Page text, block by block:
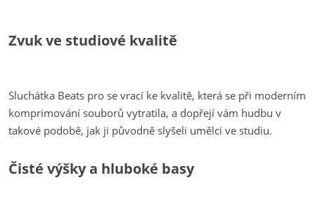
Zvuk ve studiové kvalitě
Sluchátka Beats pro se vrací ke kvalitě, která se při moderním
komprimování souborů vytratila, a dopřejí vám hudbu v
takové podobě, jak ji původně slyšeli umělci ve studiu.
Čisté výšky a hluboké basy